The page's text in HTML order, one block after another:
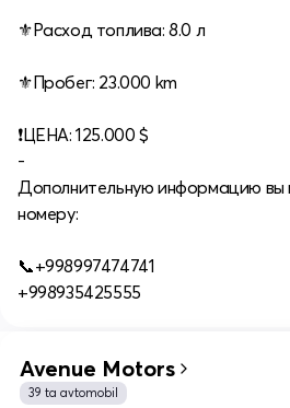
⚜️Расход топлива: 8.0 л
⚜️Пробег: 23.000 km
❗️ЦЕНА: 125.000 $
-
Дополнительную информацию вы
номеру:
📞+998997474741
+998935425555
Avenue Motors
39 ta avtomobil